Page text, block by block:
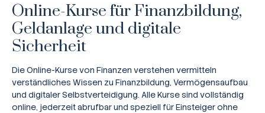
Online Kurse
Online-Kurse für Finanzbildung,
Geldanlage und digitale
Sicherheit
Die Online-Kurse von Finanzen verstehen vermitteln
verständliches Wissen zu Finanzbildung, Vermögensaufbau
und digitaler Selbstverteidigung. Alle Kurse sind vollständig
online, jederzeit abrufbar und speziell für Einsteiger ohne